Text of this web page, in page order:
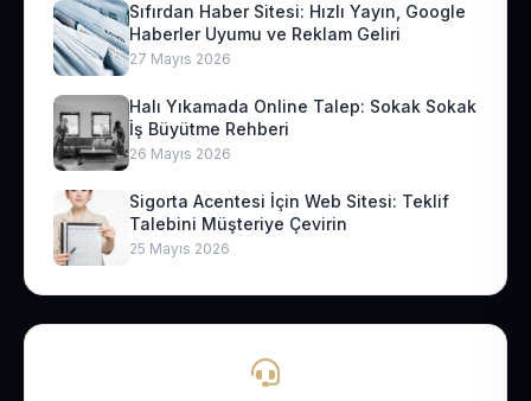
Sıfırdan Haber Sitesi: Hızlı Yayın, Google
Haberler Uyumu ve Reklam Geliri
27 Mayıs 2026
Halı Yıkamada Online Talep: Sokak Sokak
İş Büyütme Rehberi
26 Mayıs 2026
Sigorta Acentesi İçin Web Sitesi: Teklif
Talebini Müşteriye Çevirin
25 Mayıs 2026